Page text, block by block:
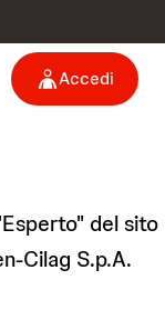
Accedi
del sito
Cilag S.p.A.